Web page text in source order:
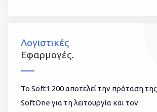
Λογιστικές
Εφαρμογές.
To Soft1 200 αποτελεί την πρόταση της
SoftOne για τη λειτουργία και τον